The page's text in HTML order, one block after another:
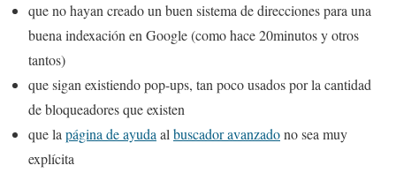
que no hayan creado un buen sistema de direcciones para una
buena indexación en Google (como hace 20minutos y otros
tantos)
que sigan existiendo pop-ups, tan poco usados por la cantidad
de bloqueadores que existen
que lapágina de ayudaalbuscador avanzadono sea muy
explícita